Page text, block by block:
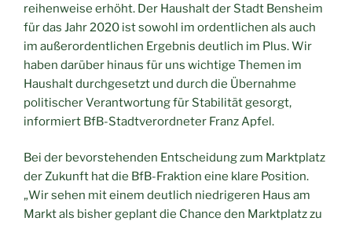
reihenweise erhöht. Der Haushalt der Stadt Bensheim
für das Jahr 2020 ist sowohl im ordentlichen als auch
im außerordentlichen Ergebnis deutlich im Plus. Wir
haben darüber hinaus für uns wichtige Themen im
Haushalt durchgesetzt und durch die Übernahme
politischer Verantwortung für Stabilität gesorgt,
informiert BfB-Stadtverordneter Franz Apfel.
Bei der bevorstehenden Entscheidung zum Marktplatz
der Zukunft hat die BfB-Fraktion eine klare Position.
„Wir sehen mit einem deutlich niedrigeren Haus am
Markt als bisher geplant die Chance den Marktplatz zu